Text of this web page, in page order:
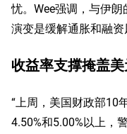
忧。Wee强调，与伊
演变是缓解通胀和融资
收益率支撑掩盖
“上周，美国财政部10
4.50%和5.00%以上，